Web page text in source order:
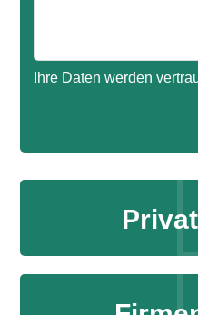
Ihre Daten werden